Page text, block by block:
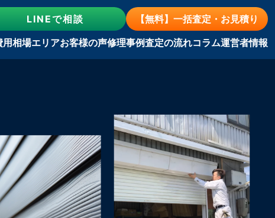
LINEで相談
【無料】一括査定・お見積り
用相場エリアお客様の声修理事例査定の流れコラム運営者情報